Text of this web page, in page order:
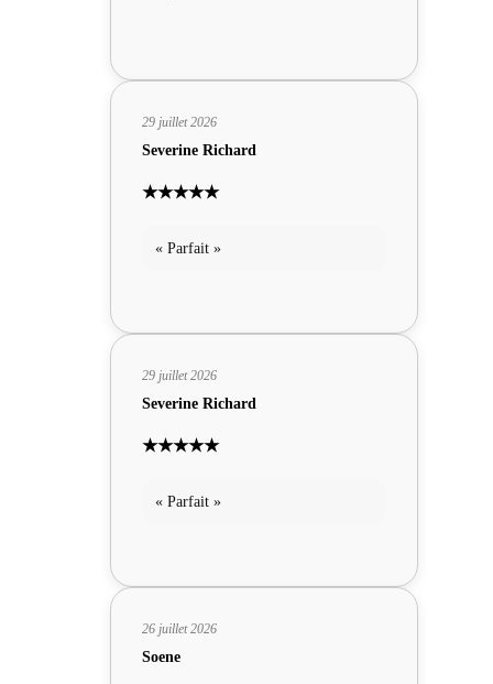
29 juillet 2026
Severine Richard
★★★★★
« Parfait »
29 juillet 2026
Severine Richard
★★★★★
« Parfait »
26 juillet 2026
Soene